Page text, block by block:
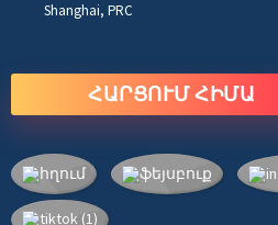
Shanghai, PRC
ՀԱՐՑՈՒՄ ՀԻՄԱ